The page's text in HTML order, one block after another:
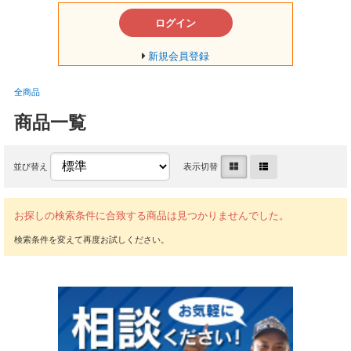
ログイン
新規会員登録
全商品
商品一覧
並び替え 表示切替
お探しの検索条件に合致する商品は見つかりませんでした。